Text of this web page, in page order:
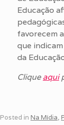
Educação
favorecem
que
da
Cliqueaqui
Posted in Na Mídia,